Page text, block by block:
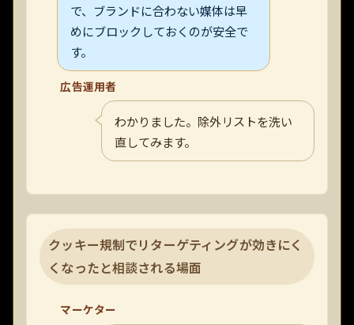
で、ブランドに合わない媒体は早
めにブロックしておくのが安全で
す。
広告運用者
わかりました。除外リストを洗い
直してみます。
クッキー規制でリターゲティングが効きにく
くなったと相談される場面
マーケター